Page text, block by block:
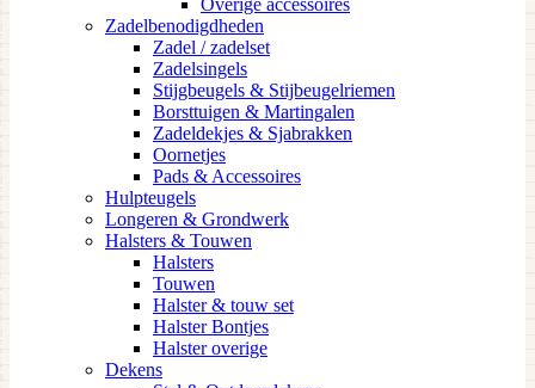
Zadelbenodigdheden
Zadel / zadelset
Zadelsingels
Stijgbeugels & Stijbeugelriemen
Borsttuigen & Martingalen
Zadeldekjes & Sjabrakken
Oornetjes
Pads & Accessoires
Hulpteugels
Longeren & Grondwerk
Halsters & Touwen
Halsters
Touwen
Halster & touw set
Halster Bontjes
Halster overige
Dekens